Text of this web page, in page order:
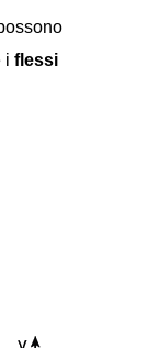
i flessi